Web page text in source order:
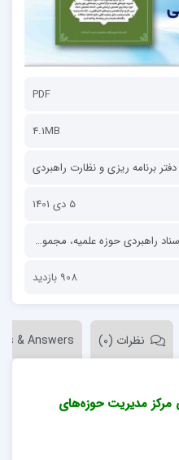
PDF
4.1MB
دفتر برنامه ریزی و نظارت راهبردی
5 دی 1401
راهبردی حوزه علمیه، مجموعه‌ها
908 بازدید
نظرات (0) & Answers
مرکز مدیریت حوزه‌های